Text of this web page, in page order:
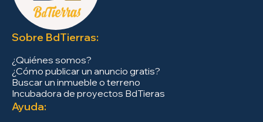
Sobre BdTierras:
¿Quiénes somos?
¿Cómo publicar un anuncio gratis?
Buscar un inmueble o terreno
Incubadora de proyectos BdTieras
Ayuda: